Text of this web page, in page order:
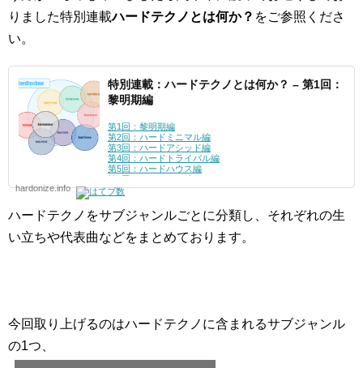
りました特別連載ハードテクノとは何か？ をご参照くださ
い。
特別連載：ハードテクノとは何か？ – 第1回：
黎明期編
第1回：黎明期編
第2回：ハードミニマル編
第3回：ハードアシッド編
第4回：ハードトライバル編
第5回：ハードハウス編
第6回：シュランツ編
第7回：ハードグルーヴ編
第9回：テックダンス編
番外
第1回：メロディアス・ハードテクノ編
第2回：ハードダンス編
hardonize.info
ハードテクノをサブジャンルごとに分類し、それぞれの生
い立ちや代表曲などをまとめております。
今回取り上げるのはハードテクノに含まれるサブジャンル
の1つ、